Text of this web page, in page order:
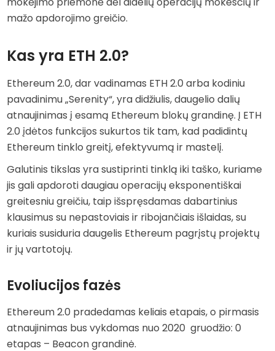
mažo apdorojimo greičio.
Kas yra ETH 2.0?
Ethereum 2.0, dar vadinamas ETH 2.0 arba kodiniu
pavadinimu „Serenity“, yra didžiulis, daugelio dalių
atnaujinimas į esamą Ethereum blokų grandinę. Į ETH
2.0 įdėtos funkcijos sukurtos tik tam, kad padidintų
Ethereum tinklo greitį, efektyvumą ir mastelį.
Galutinis tikslas yra sustiprinti tinklą iki taško, kuriame
jis gali apdoroti daugiau operacijų eksponentiškai
greitesniu greičiu, taip išspręsdamas dabartinius
klausimus su nepastoviais ir ribojančiais išlaidas, su
kuriais susiduria daugelis Ethereum pagrįstų projektų
ir jų vartotojų.
Evoliucijos fazės
Ethereum 2.0 pradedamas keliais etapais, o pirmasis
atnaujinimas bus vykdomas nuo 2020 gruodžio: 0
etapas – Beacon grandinė.